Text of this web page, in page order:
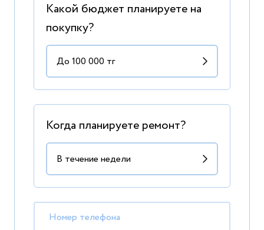
Какой бюджет планируете на
покупку?
Когда планируете ремонт?
Номер телефона